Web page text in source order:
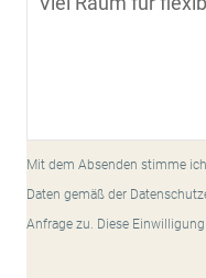
Mit dem Absenden stimme
Daten gemäß der
Anfrage zu. Diese